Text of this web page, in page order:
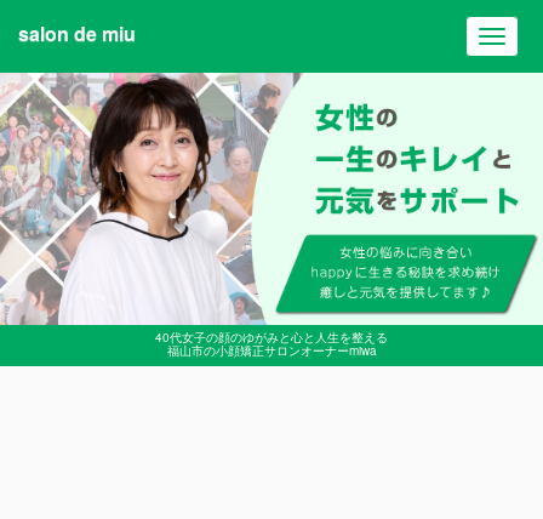
40代女子の顔のゆがみと心と人生を整える
福山市の小顔矯正サロンオーナーmiwa
salon de miu